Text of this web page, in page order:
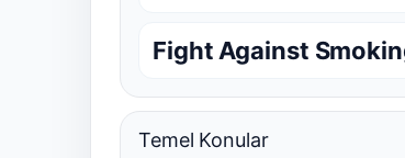
Fight Against
Temel Konular